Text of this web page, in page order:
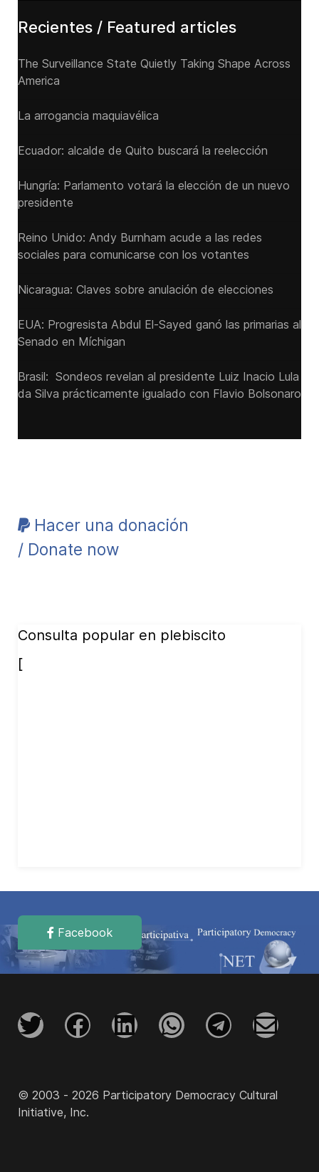
Recientes / Featured articles
The Surveillance State Quietly Taking Shape Across
America
La arrogancia maquiavélica
Ecuador: alcalde de Quito buscará la reelección
Hungría: Parlamento votará la elección de un nuevo
presidente
Reino Unido: Andy ‌Burnham acude a las redes
sociales para comunicarse con los votantes
Nicaragua: Claves sobre anulación de elecciones
EUA: Progresista Abdul El-Sayed ganó las primarias al
Senado ‌en Míchigan
Brasil: Sondeos revelan al presidente Luiz Inacio Lula
da Silva prácticamente igualado con Flavio Bolsonaro
Hacer una donación
/ Donate now
Consulta popular en plebiscito
[
Facebook
© 2003 - 2026 Participatory Democracy Cultural
Initiative, Inc.